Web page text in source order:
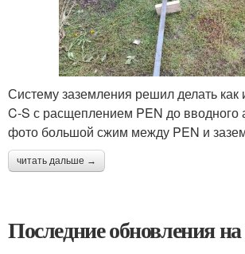
Систему заземления решил делать
C-S с расщеплением PEN до вводного
фото большой сжим между PEN и
читать дальше →
Последние обновления на